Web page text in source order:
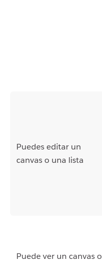
Puedes editar un
canvas o una lista
Puede ver un canvas o